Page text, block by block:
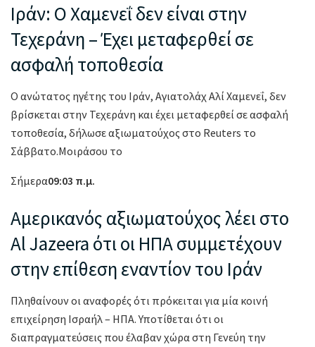
Ιράν: Ο Χαμενεΐ δεν είναι στην
Τεχεράνη – Έχει μεταφερθεί σε
ασφαλή τοποθεσία
Ο ανώτατος ηγέτης του Ιράν, Αγιατολάχ Αλί Χαμενεΐ, δεν
βρίσκεται στην Τεχεράνη και έχει μεταφερθεί σε ασφαλή
τοποθεσία, δήλωσε αξιωματούχος στο Reuters το
Σάββατο.Μοιράσου το
Σήμερα09:03 π.μ.
Αμερικανός αξιωματούχος λέει στο
Al Jazeera ότι οι ΗΠΑ συμμετέχουν
στην επίθεση εναντίον του Ιράν
Πληθαίνουν οι αναφορές ότι πρόκειται για μία κοινή
επιχείρηση Ισραήλ – ΗΠΑ. Υποτίθεται ότι οι
διαπραγματεύσεις που έλαβαν χώρα στη Γενεύη την